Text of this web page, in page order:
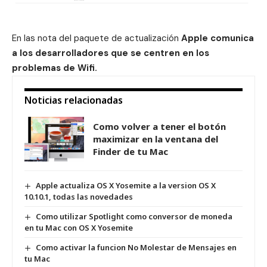
En las nota del paquete de actualización Apple comunica
a los desarrolladores que se centren en los
problemas de Wifi.
Noticias relacionadas
Como volver a tener el botón
maximizar en la ventana del
Finder de tu Mac
Apple actualiza OS X Yosemite a la version OS X
10.10.1, todas las novedades
Como utilizar Spotlight como conversor de moneda
en tu Mac con OS X Yosemite
Como activar la funcion No Molestar de Mensajes en
tu Mac